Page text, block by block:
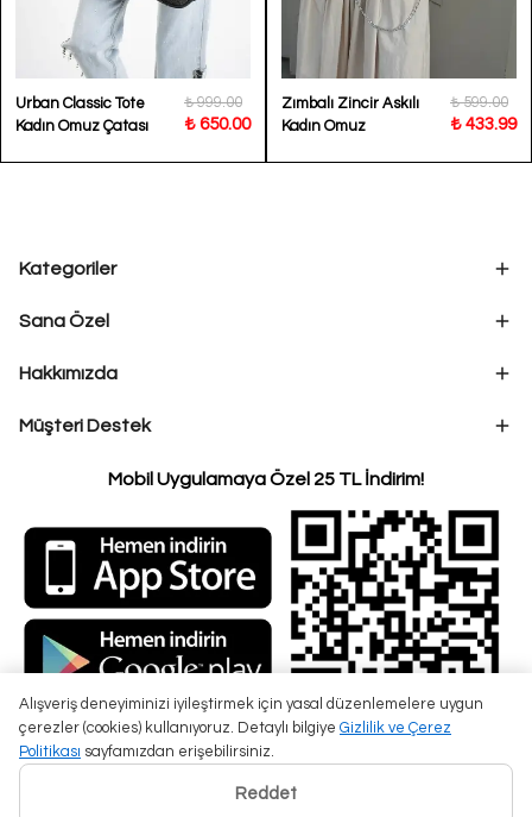
Alışveriş deneyiminizi iyileştirmek için yasal düzenlemelere uygun
çerezler (cookies) kullanıyoruz. Detaylı bilgiye Gizlilik ve Çerez
Politikası sayfamızdan erişebilirsiniz.
Reddet
Urban Classic Tote
Kadın Omuz Çatası
₺ 999.00
₺ 650.00
Zımbalı Zincir Askılı
Kadın Omuz
₺ 599.00
₺ 433.99
Kategoriler
Sana Özel
Hakkımızda
Müşteri Destek
Mobil Uygulamaya Özel 25 TL İndirim!